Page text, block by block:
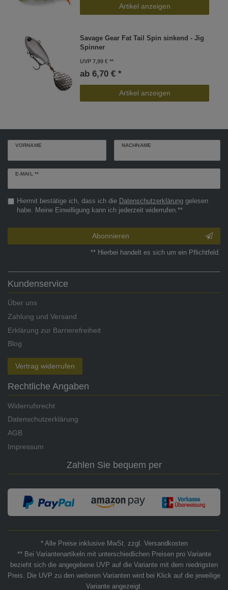
Artikel anzeigen
Savage Gear Fat Tail Spin sinkend - Jig
Spinner
UVP 7,99 €
ab 6,70 € *
Artikel anzeigen
VORNAME NACHNAME
E-MAIL **
Newsletter
Hiermit bestätige ich, dass ich die Daten­schutz­erklärunggelesen
habe. Meine Einwilligung kann ich jederzeit widerrufen.**
Abonnieren
** Hierbei handelt es sich um ein Pflichtfeld.
Kundenservice
Über uns
Zahlung und Versand
Erklärung zur Barrierefreiheit
Blog
Vertrag widerrufen
Rechtliche Angaben
Widerrufsrecht
Datenschutzerklärung
AGB
Impressum
Zahlen Sie bequem per
* Alle Preise inklusive MwSt. zzgl. Versandkosten
** Bei Variantenartikeln mit unterschiedlichen Preisen pro Variante
bezieht sich die angegebene UVP auf die Variante mit dem niedrigsten
Preis. Die UVP zu den weiteren Varianten wird bei Klick auf die jeweilige
Variante angezeigt.